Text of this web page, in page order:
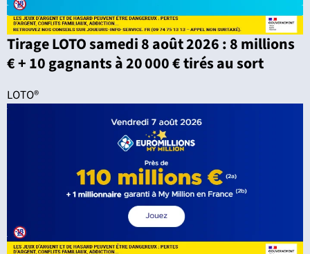
Tirage LOTO samedi 8 août 2026 : 8 millions
€ + 10 gagnants à 20 000 € tirés au sort
LOTO®